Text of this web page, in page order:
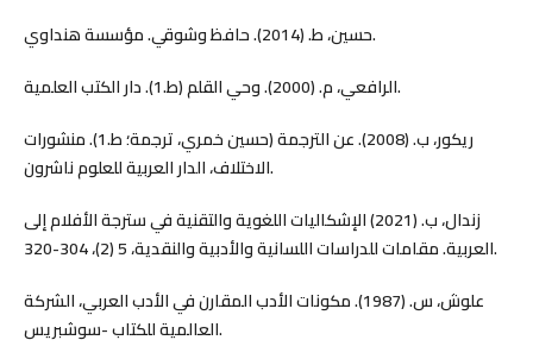
حسين، ط. (2014). حافظ وشوقي. مؤسسة هنداوي.
الرافعي، م. (2000). وحي القلم (ط.1). دار الكتب العلمية.
ريكور، ب. (2008). عن الترجمة (حسين خمري، ترجمة؛ ط.1). منشورات
الاختلاف، الدار العربية للعلوم ناشرون.
زندال، ب. (2021) الإشكاليات اللغوية والتقنية في سترجة الأفلام إلى
العربية. مقامات للدراسات اللسانية والأدبية والنقدية، 5 (2)، 304-320.
علوش، س. (1987). مكونات الأدب المقارن في الأدب العربي، الشركة
العالمية للكتاب -سوشبريس.